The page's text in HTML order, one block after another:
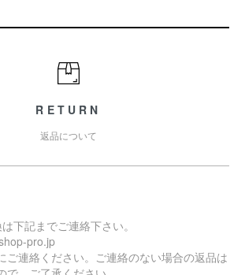
RETURN
返品について
下記までご連絡下さい。
pro.jp
ご連絡ください。ご連絡のない場合の返品は